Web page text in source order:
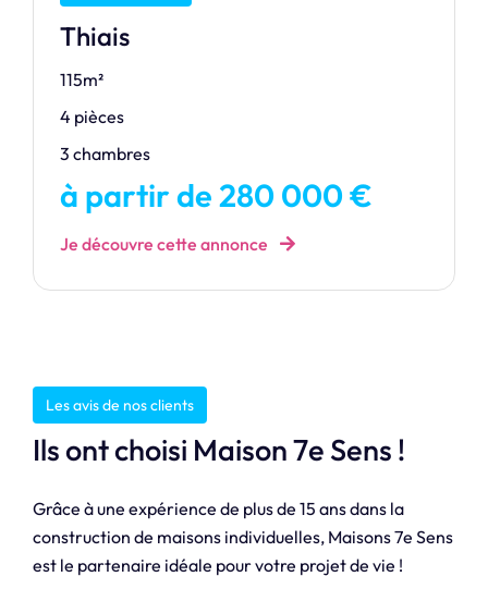
Thiais
115m²
4 pièces
3 chambres
à partir de 280 000 €
Je découvre cette annonce
Les avis de nos clients
Ils ont choisi Maison 7e Sens !
Grâce à une expérience de plus de 15 ans dans la
construction de maisons individuelles, Maisons 7e Sens
est le partenaire idéale pour votre projet de vie !